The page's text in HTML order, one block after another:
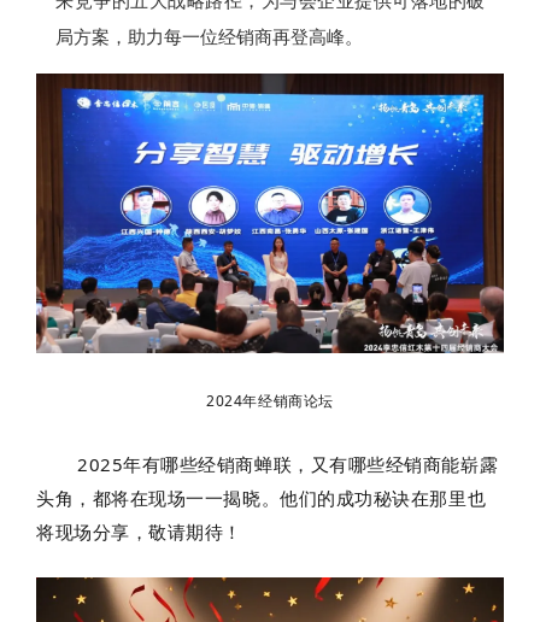
局方案， 助力每一位经销商再登高峰。
2024年经销商论坛
2025年有哪些经销商蝉联，又有哪些经销商能崭露
头角，都将在现场一一揭晓。他们的成功秘诀在那里也
将现场分享，敬请期待！